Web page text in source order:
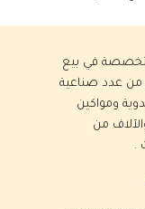
في بيع
من عدد صناعية
ومواكين
من
.